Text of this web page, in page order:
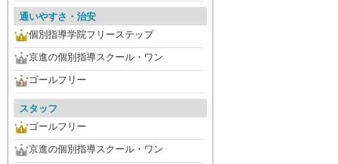
通いやすさ・治安
個別指導学院フリーステップ
京進の個別指導スクール・ワン
ゴールフリー
スタッフ
ゴールフリー
京進の個別指導スクール・ワン